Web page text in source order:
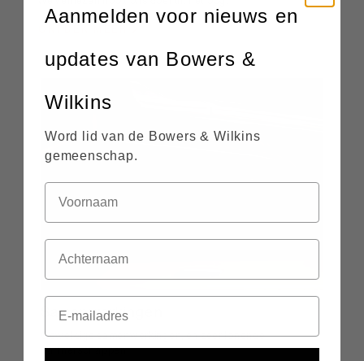
Samenwerkingen
Geweldige samenwerkingen, en zeer lonende
partnerschappen.
Aanmelden voor nieuws en
updates van Bowers &
Wilkins
Word lid van de Bowers & Wilkins
gemeenschap.